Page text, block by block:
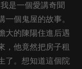
是一個愛講奇聞
個鬼屋的故事。
大的陳陽住進后遇
，他竟然把房子租
了。想知道這個院